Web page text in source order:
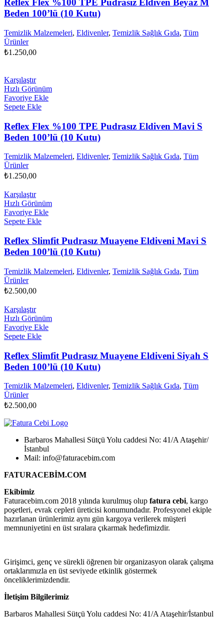
Reflex Flex %100 TPE Pudrasız Eldiven Beyaz M
Beden 100’lü (10 Kutu)
Temizlik Malzemeleri, Eldivenler, Temizlik Sağlık Gıda, Tüm
Ürünler
₺1.250,00
Karşılaştır
Hızlı Görünüm
Favoriye Ekle
Sepete Ekle
Reflex Flex %100 TPE Pudrasız Eldiven Mavi S
Beden 100’lü (10 Kutu)
Temizlik Malzemeleri, Eldivenler, Temizlik Sağlık Gıda, Tüm
Ürünler
₺1.250,00
Karşılaştır
Hızlı Görünüm
Favoriye Ekle
Sepete Ekle
Reflex Slimfit Pudrasız Muayene Eldiveni Mavi S
Beden 100’lü (10 Kutu)
Temizlik Malzemeleri, Eldivenler, Temizlik Sağlık Gıda, Tüm
Ürünler
₺2.500,00
Karşılaştır
Hızlı Görünüm
Favoriye Ekle
Sepete Ekle
Reflex Slimfit Pudrasız Muayene Eldiveni Siyah S
Beden 100’lü (10 Kutu)
Temizlik Malzemeleri, Eldivenler, Temizlik Sağlık Gıda, Tüm
Ürünler
₺2.500,00
Barbaros Mahallesi Sütçü Yolu caddesi No: 41/A Ataşehir/
İstanbul
Mail: info@faturacebim.com
FATURACEBİM.COM
Ekibimiz
Faturacebim.com 2018 yılında kurulmuş olup fatura cebi, kargo
poşetleri, evrak cepleri üreticisi konumundadır. Profesyonel ekiple
hazırlanan ürünlerimiz aynı gün kargoya verilerek müşteri
memnuniyetini en üst sıralara çıkarmak hedefimizdir.
Girişimci, genç ve sürekli öğrenen bir organizasyon olarak çalışma
ortaklarımızla en üst seviyede etkinlik göstermek
önceliklerimizdendir.
İletişim Bilgilerimiz
Barbaros Mahallesi Sütçü Yolu caddesi No: 41/A Ataşehir/İstanbul